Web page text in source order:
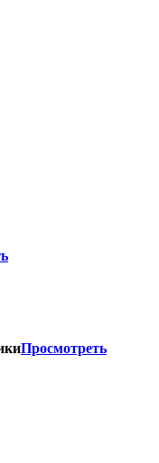
Просмотреть